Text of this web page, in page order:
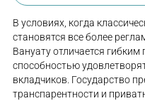
В условиях, когда
становятся все более
Вануату отличается
способностью
вкладчиков. Государство
транспарентности и